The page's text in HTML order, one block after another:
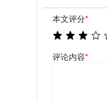
本文评分*
评论内容*